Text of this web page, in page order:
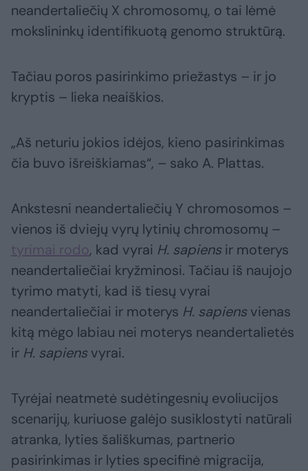
neandertaliečių X chromosomų, o tai lėmė
mokslininkų identifikuotą genomo struktūrą.
Tačiau poros pasirinkimo priežastys – ir jo
kryptis – lieka neaiškios.
„Aš neturiu jokios idėjos, kieno pasirinkimas
čia buvo išreiškiamas“, – sako A. Plattas.
Ankstesni neandertaliečių Y chromosomos –
vienos iš dviejų vyrų lytinių chromosomų –
tyrimai rodo, kad vyrai H. sapiensir moterys
neandertaliečiai kryžminosi. Tačiau iš naujojo
tyrimo matyti, kad iš tiesų vyrai
neandertaliečiai ir moterys H. sapiensvienas
kitą mėgo labiau nei moterys neandertalietės
ir H. sapiensvyrai.
Tyrėjai neatmetė sudėtingesnių evoliucijos
scenarijų, kuriuose galėjo susiklostyti natūrali
atranka, lyties šališkumas, partnerio
pasirinkimas ir lyties specifinė migracija,